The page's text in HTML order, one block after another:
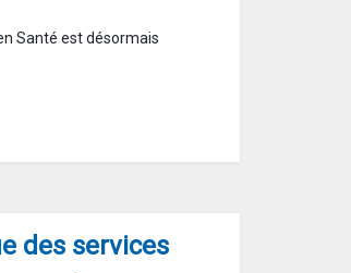
Santé est désormais
des services